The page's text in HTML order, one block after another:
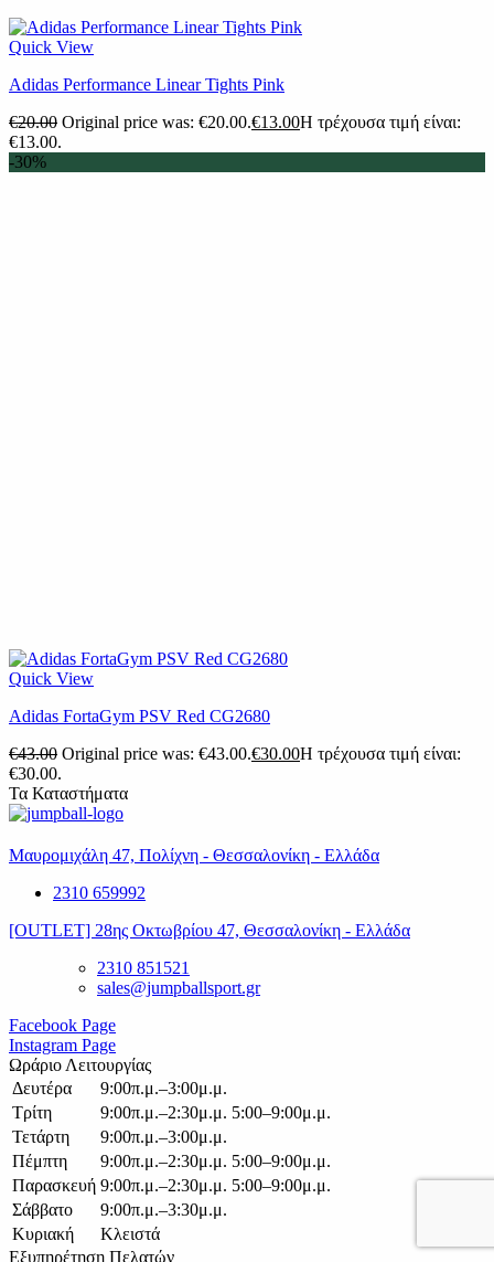
Quick View
Adidas Performance Linear Tights Pink
€20.00 Original price was: €20.00.€13.00Η τρέχουσα τιμή είναι:
€13.00.
-30%
Quick View
Adidas FortaGym PSV Red CG2680
€43.00 Original price was: €43.00.€30.00Η τρέχουσα τιμή είναι:
€30.00.
Τα Καταστήματα
Μαυρομιχάλη 47, Πολίχνη - Θεσσαλονίκη - Ελλάδα
2310 659992
[OUTLET] 28ης Οκτωβρίου 47, Θεσσαλονίκη - Ελλάδα
2310 851521
sales@jumpballsport.gr
Facebook Page
Instagram Page
Ωράριο Λειτουργίας
Δευτέρα
9:00π.μ.–3:00μ.μ.
Τρίτη
9:00π.μ.–2:30μ.μ. 5:00–9:00μ.μ.
Τετάρτη
9:00π.μ.–3:00μ.μ.
Πέμπτη
9:00π.μ.–2:30μ.μ. 5:00–9:00μ.μ.
Παρασκευή 9:00π.μ.–2:30μ.μ. 5:00–9:00μ.μ.
Σάββατο
9:00π.μ.–3:30μ.μ.
Κυριακή
Κλειστά
Εξυπηρέτηση Πελατών